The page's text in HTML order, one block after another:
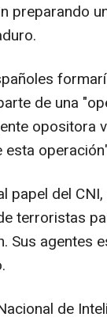
preparando
de una
opositora
esta
papel del
terroristas
Sus agentes
de